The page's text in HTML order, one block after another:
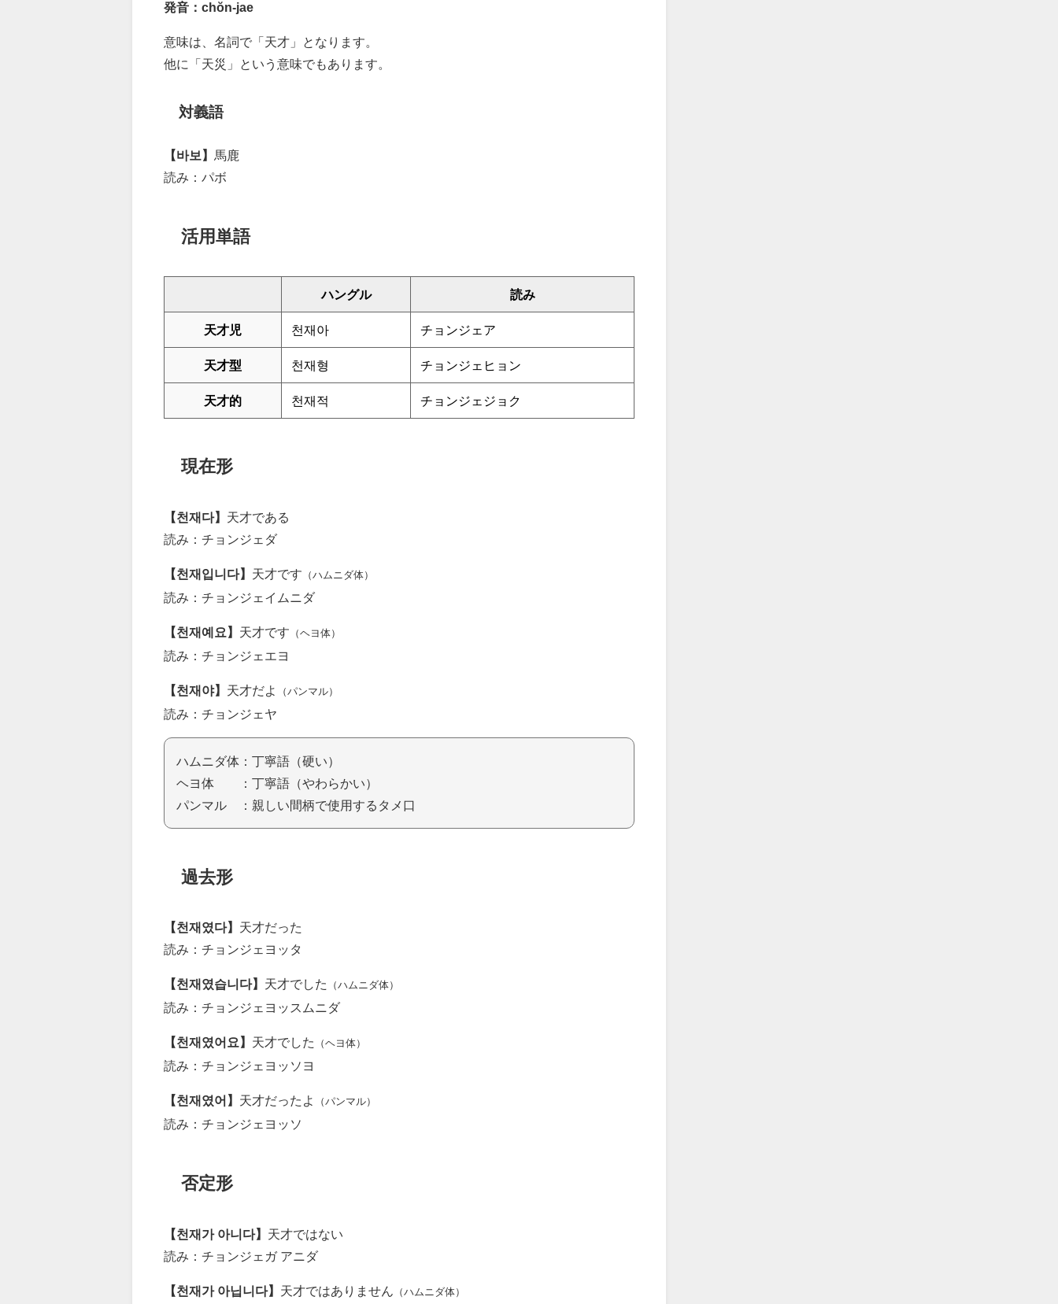
発音：chŏn-jae
意味は、名詞で「天才」となります。
他に「天災」という意味でもあります。
対義語
【바보】 馬鹿
読み：パボ
活用単語
ハングル 読み
天才児 천재아 チョンジェア
天才型 천재형 チョンジェヒョン
天才的 천재적 チョンジェジョク
現在形
【천재다】 天才である
読み：チョンジェダ
【천재입니다】 天才です （ハムニダ体）
読み：チョンジェイムニダ
【천재예요】 天才です （ヘヨ体）
読み：チョンジェエヨ
【천재야】 天才だよ （パンマル）
読み：チョンジェヤ
ハムニダ体：丁寧語（硬い）
ヘヨ体 ：丁寧語（やわらかい）
パンマル ：親しい間柄で使用するタメ口
過去形
【천재였다】 天才だった
読み：チョンジェヨッタ
【천재였습니다】 天才でした （ハムニダ体）
読み：チョンジェヨッスムニダ
【천재였어요】 天才でした （ヘヨ体）
読み：チョンジェヨッソヨ
【천재였어】 天才だったよ （パンマル）
読み：チョンジェヨッソ
否定形
【천재가 아니다】 天才ではない
読み：チョンジェガ アニダ
【천재가 아닙니다】 天才ではありません （ハムニダ体）